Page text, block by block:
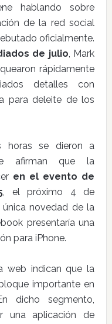
hablando sobre
de la red social
oficialmente.
de julio, Mark
rápidamente
detalles con
para deleite de los
horas se dieron a
afirman que la
en el evento de
, el próximo 4 de
novedad de la
presentaría una
para iPhone.
web indican que la
importante en
dicho segmento,
una aplicación de